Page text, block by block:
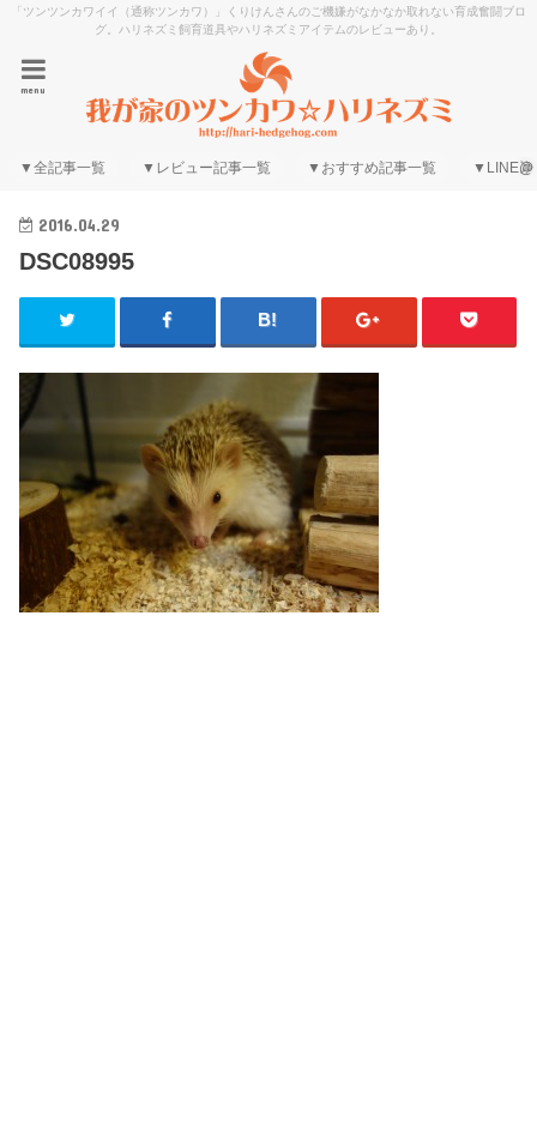
「ツンツンカワイイ（通称ツンカワ）」くりけんさんのご機嫌がなかなか取れない育成奮闘ブロ
グ。ハリネズミ飼育道具やハリネズミアイテムのレビューあり。
menu
▼全記事一覧 ▼レビュー記事一覧 ▼おすすめ記事一覧 ▼LINE@
2016.04.29
DSC08995